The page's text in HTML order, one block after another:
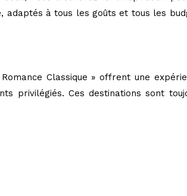
à tous les goûts et tous les
Classique » offrent une
privilégiés. Ces destinations sont